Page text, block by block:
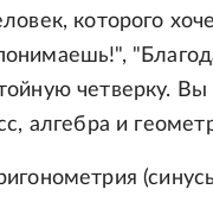
которого
четверку.
алгебра и